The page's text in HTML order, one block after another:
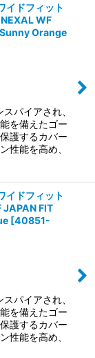
イドフィット
WF
Orange
パイアされ、
を備えたゴー
護するカバー
性能を高め、
イドフィット
JAPAN FIT
[40851-
パイアされ、
を備えたゴー
護するカバー
性能を高め、